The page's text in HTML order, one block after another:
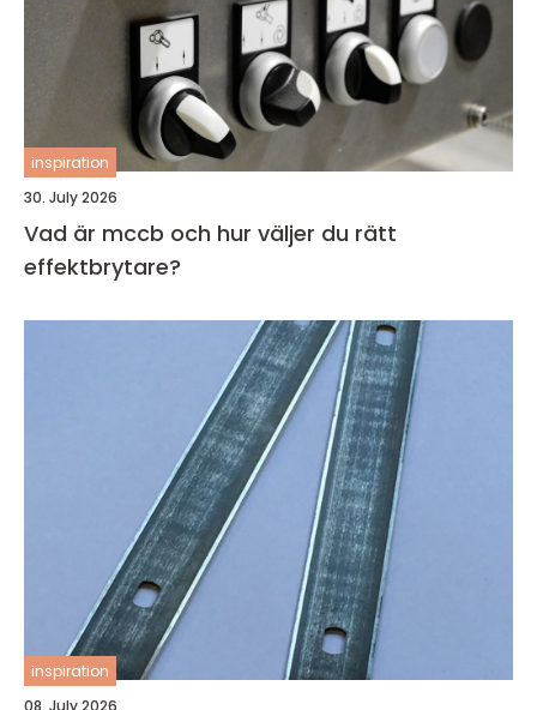
inspiration
30. July 2026
Vad är mccb och hur väljer du rätt
effektbrytare?
inspiration
08. July 2026